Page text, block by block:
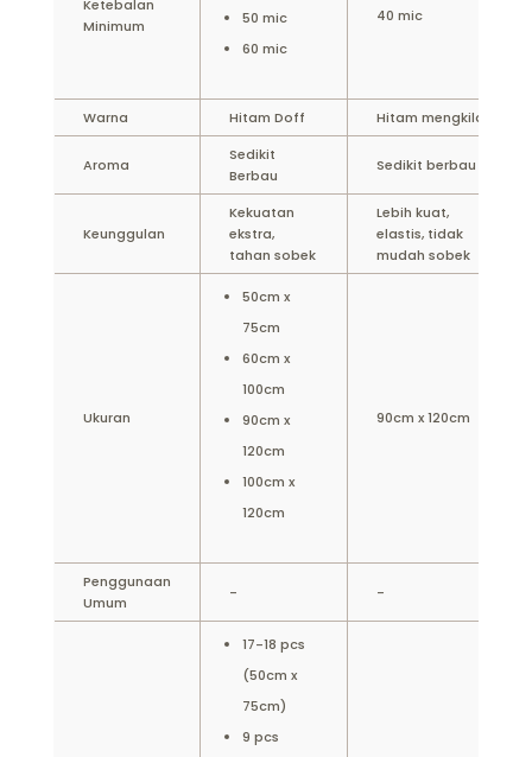
Ketebalan
Minimum
50 mic
60 mic
40 mic
Warna Hitam Doff Hitam mengkilap
Aroma
Sedikit
Berbau
Sedikit berbau
Keunggulan
Kekuatan
ekstra,
tahan sobek
Lebih kuat,
elastis, tidak
mudah sobek
Ukuran
50cm x
75cm
60cm x
100cm
90cm x
120cm
100cm x
120cm
90cm x 120cm
Penggunaan
Umum
- -
17-18 pcs
(50cm x
75cm)
9 pcs